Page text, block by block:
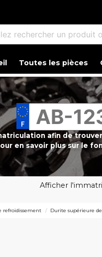
rechercher un produit ou
Toutes les pièces
afin de
en savoir plus sur le
Afficher
refroidissement Durite supérieure